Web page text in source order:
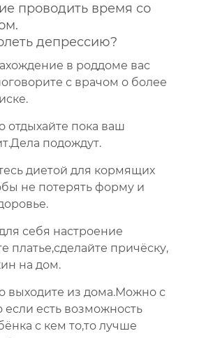
проводить время со
депрессию?
в роддоме вас
с врачом о более
отдыхайте пока ваш
подождут.
диетой для кормящих
не потерять форму и
себя настроение
платье,сделайте причёску,
на дом.
выходите из дома.Можно с
есть возможность
с кем то,то лучше